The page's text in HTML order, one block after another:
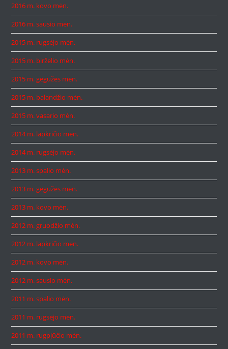
2016 m. kovo mėn.
2016 m. sausio mėn.
2015 m. rugsėjo mėn.
2015 m. birželio mėn.
2015 m. gegužės mėn.
2015 m. balandžio mėn.
2015 m. vasario mėn.
2014 m. lapkričio mėn.
2014 m. rugsėjo mėn.
2013 m. spalio mėn.
2013 m. gegužės mėn.
2013 m. kovo mėn.
2012 m. gruodžio mėn.
2012 m. lapkričio mėn.
2012 m. kovo mėn.
2012 m. sausio mėn.
2011 m. spalio mėn.
2011 m. rugsėjo mėn.
2011 m. rugpjūčio mėn.